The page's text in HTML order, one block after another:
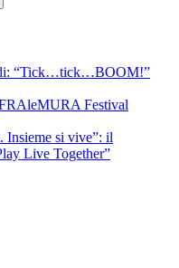
“Tick…tick…BOOM!”
Festival
Insieme si vive”: il
Live Together”